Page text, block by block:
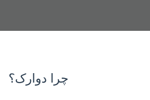
چرا دوارک؟